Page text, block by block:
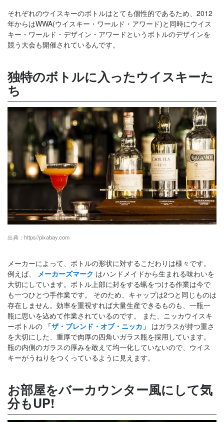
それぞれのウイスキーのボトルはとても個性的であるため、2012
年からはWWA(ウイスキー・ワールド・アワード)と同時にウイス
キー・ワールド・デザイン・アワードというボトルのデザインを
競う大会も開催されているんです。
独特のボトルに入ったウイスキーた
ち
出典： https//pixabay.com
メーカーによって、ボトルの形状に対するこだわりは様々です。
例えば、
メーカーズマーク はハンドメイドから生まれる味わいを
大切にしています。ボトル上部に封をする蝋をつける作業は今で
も一つひとつ手作業です。 そのため、キャップは2つと同じものは
存在しません。効率を重視すれば大量生産できるものも、一瓶一
瓶に思いを込めて作業されているのです。 また、ニッカウイスキ
ーボトルの 「ザ・ブレンド・オブ・ニッカ」 はガラスが持つ重さ
を大切にした、重厚で肉厚の四角いガラス瓶を採用しています。
瓶の内側のガラスの厚みを敢えて均一化していないので、ウイス
キーがうねりをつくっているように見えます。
お部屋をバーカウンター風にして気
分もUP!